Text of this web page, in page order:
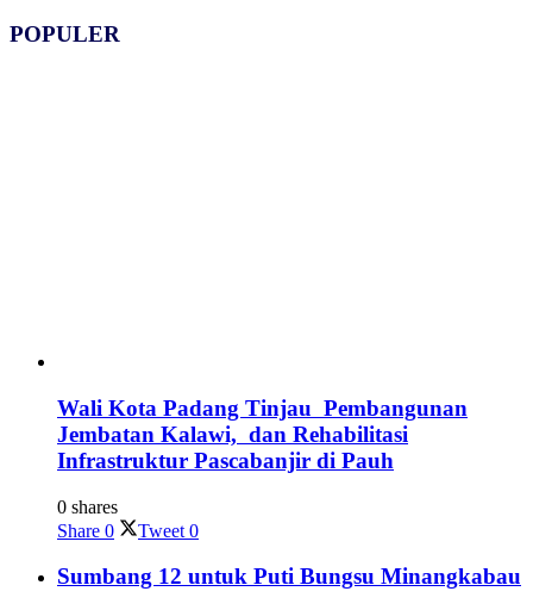
POPULER
Wali Kota Padang Tinjau Pembangunan
Jembatan Kalawi, dan Rehabilitasi
Infrastruktur Pascabanjir di Pauh
0 shares
Share 0 Tweet 0
Sumbang 12 untuk Puti Bungsu Minangkabau